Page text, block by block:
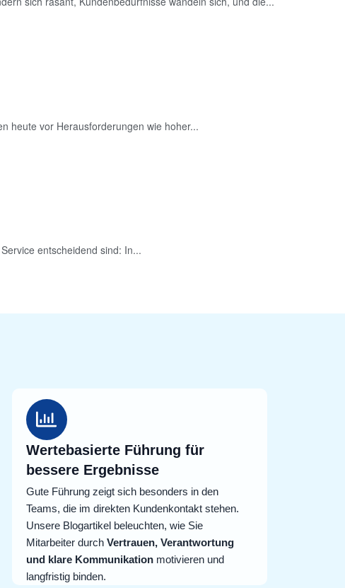
heute vor Herausforderungen wie hoher...
entscheidend sind: In...
Wertebasierte Führung für
bessere Ergebnisse
Gute Führung zeigt sich besonders in den
Teams, die im direkten Kundenkontakt stehen.
Unsere Blogartikel beleuchten, wie Sie
Mitarbeiter durch Vertrauen, Verantwortung
und klare Kommunikationmotivieren und
langfristig binden.